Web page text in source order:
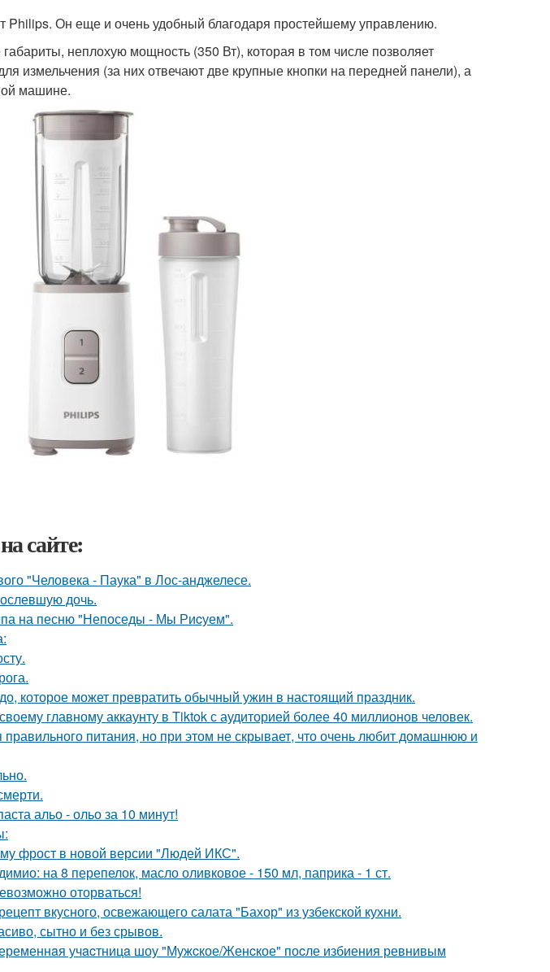
Philips. Он еще и очень удобный благодаря простейшему управлению.
неплохую мощность (350 Вт), которая в том числе позволяет
измельчения (за них отвечают две крупные кнопки на передней панели), а
машине.
сайте:
"Человека - Паука" в Лос-анджелесе.
дочь.
на песню "Непоседы - Мы Риcуем".
которое может превратить обычный ужин в настоящий праздник.
главному аккаунту в Tiktok с аудиторией более 40 миллионов человек.
питания, но при этом не скрывает, что очень любит домашнюю и
альо - ольо за 10 минут!
фрост в новой версии "Людей ИКС".
на 8 перепелок, масло оливковое - 150 мл, паприка - 1 ст.
оторваться!
вкусного, освежающего салата "Бахор" из узбекской кухни.
сытно и без срывов.
учacтницa шоу "Мужcкое/Женcкое" поcле избиения ревнивым